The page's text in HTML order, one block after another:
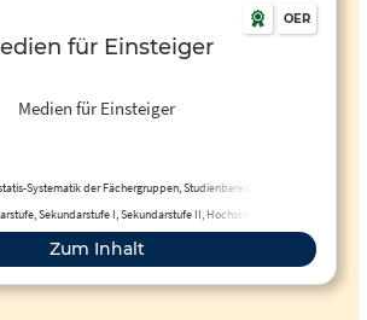
OER
für Einsteiger
Medien für Einsteiger
Systematik der Fächergruppen, Studienbereiche und
Sekundarstufe I, Sekundarstufe II, Hochschule,
Erwachsenenbildung, Fernunterricht
Zum Inhalt